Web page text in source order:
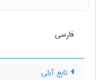
فارسی
تابع آبلی